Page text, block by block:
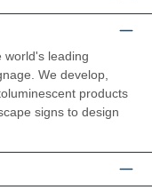
world's leading
We develop,
products
signs to design